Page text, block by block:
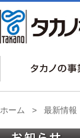
ホーム > 最新情報